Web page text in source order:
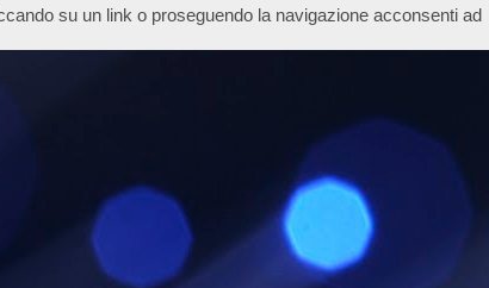
su un link o proseguendo la navigazione acconsenti ad